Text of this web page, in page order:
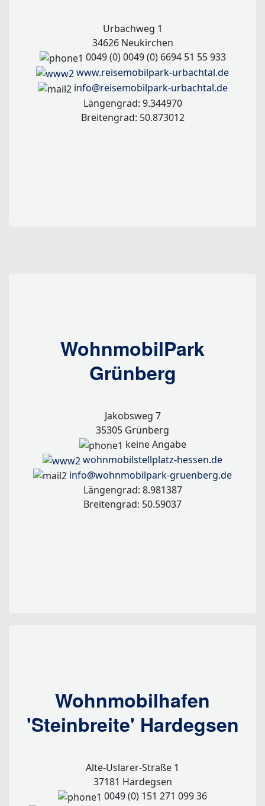
Urbachweg 1
34626 Neukirchen
0049 (0) 0049 (0) 6694 51 55 933
www.reisemobilpark-urbachtal.de
info@reisemobilpark-urbachtal.de
Längengrad: 9.344970
Breitengrad: 50.873012
WohnmobilPark
Grünberg
Jakobsweg 7
35305 Grünberg
keine Angabe
wohnmobilstellplatz-hessen.de
info@wohnmobilpark-gruenberg.de
Längengrad: 8.981387
Breitengrad: 50.59037
Wohnmobilhafen
'Steinbreite' Hardegsen
Alte-Uslarer-Straße 1
37181 Hardegsen
0049 (0) 151 271 099 36